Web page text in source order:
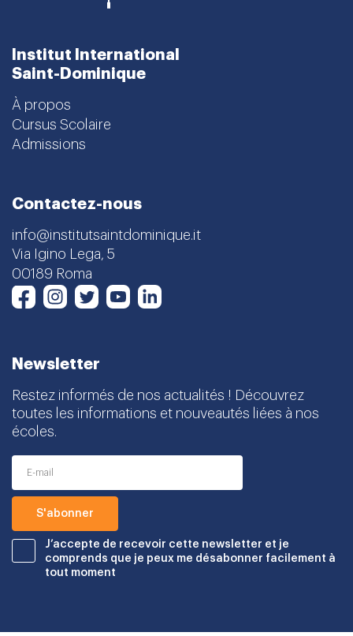
Institut International
Saint-Dominique
À propos
Cursus Scolaire
Admissions
Contactez-nous
info@institutsaintdominique.it
Via Igino Lega, 5
00189 Roma
FacebookInstagram
TwitterYoutube
Newsletter
Restez informés de nos actualités ! Découvrez
toutes les informations et nouveautés liées à nos
écoles.
J’accepte de recevoir cette newsletter et je
comprends que je peux me désabonner facilement à
tout moment